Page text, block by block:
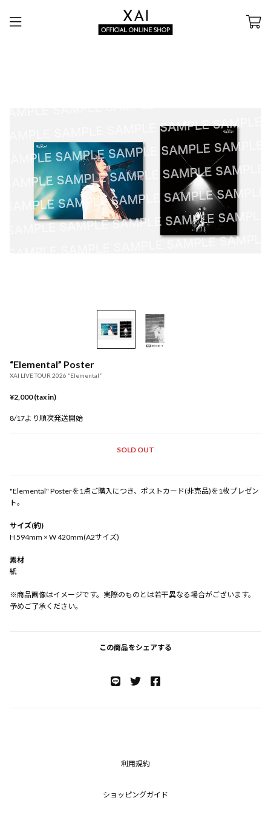
“Elemental” Poster
XAI LIVE TOUR 2026 “Elemental”
¥2,000 (tax in)
8/17より順次発送開始
SOLD OUT
"Elemental" Posterを1点ご購入につき、ポストカード(非売品)を1枚プレゼン
ト。
サイズ(約)
H 594mm × W 420mm(A2サイズ)
素材
紙
※商品画像はイメージです。実際のものとは若干異なる場合がございます。
予めご了承ください。
この商品をシェアする
利用規約
ショッピングガイド